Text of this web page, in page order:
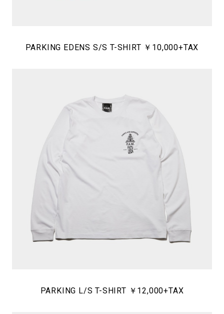
PARKING EDENS S/S T-SHIRT ￥10,000+TAX
PARKING L/S T-SHIRT ￥12,000+TAX